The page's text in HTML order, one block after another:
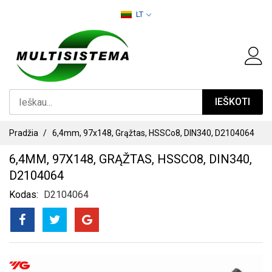
LT
IEŠKOTI
Pradžia 6,4mm, 97x148, Grąžtas, HSSCo8, DIN340, D2104064
6,4MM, 97X148, GRĄŽTAS, HSSCO8, DIN340,
D2104064
Kodas D2104064
PEREITI